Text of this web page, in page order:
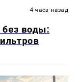
4 часа назад
без воды: